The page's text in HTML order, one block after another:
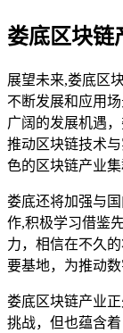
娄底区块链
展望未来,娄底区
不断发展和应用
广阔的发展机遇
推动区块链技术
色的区块链产业集
娄底还将加强与
作,积极学习借鉴
力，相信在不久
要基地，为推动
娄底区块链产业
挑战，但也蕴含